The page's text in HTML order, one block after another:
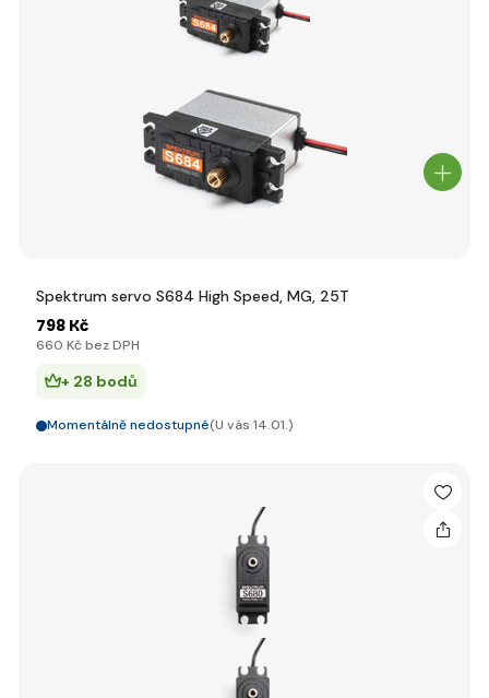
Spektrum servo S684 High Speed, MG, 25T
798 Kč
660 Kč bez DPH
+ 28 bodů
Momentálně nedostupné(U vás 14.01.)